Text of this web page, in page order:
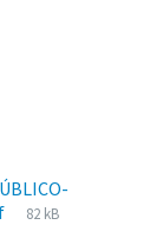
Tamaño
82 kB